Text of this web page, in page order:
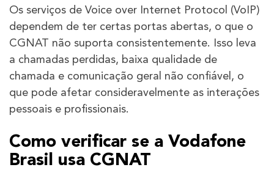
Os serviços de Voice over Internet Protocol (VoIP)
dependem de ter certas portas abertas, o que o
CGNAT não suporta consistentemente. Isso leva
a chamadas perdidas, baixa qualidade de
chamada e comunicação geral não confiável, o
que pode afetar consideravelmente as interações
pessoais e profissionais.
Como verificar se a Vodafone
Brasil usa CGNAT